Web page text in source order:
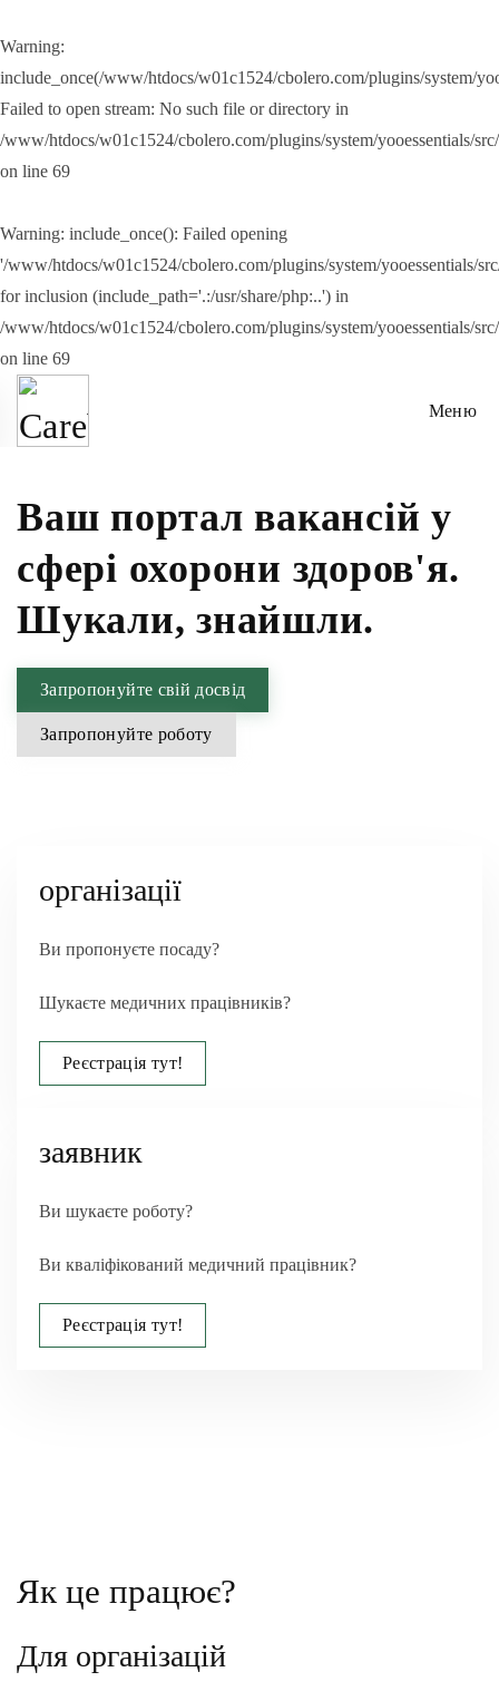
Warning:
include_once(/www/htdocs/w01c1524/cbolero.com/plugins/system/
Failed to open stream: No such file or directory in
/www/htdocs/w01c1524/cbolero.com/plugins/system/yooessentials/
on line 69
Warning: include_once(): Failed opening
'/www/htdocs/w01c1524/cbolero.com/plugins/system/yooessentials/
for inclusion (include_path='.:/usr/share/php:..') in
/www/htdocs/w01c1524/cbolero.com/plugins/system/yooessentials/
on line 69
Перейти до основного вмісту
Меню
Ваш портал вакансій у
сфері охорони здоров'я.
Шукали, знайшли.
Запропонуйте свій досвід
Запропонуйте роботу
організації
Ви пропонуєте посаду?
Шукаєте медичних працівників?
Реєстрація тут!
заявник
Ви шукаєте роботу?
Ви кваліфікований медичний працівник?
Реєстрація тут!
Як це працює?
Для організацій